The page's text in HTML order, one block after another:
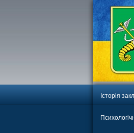
Історія